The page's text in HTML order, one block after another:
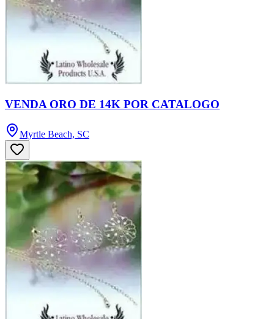
VENDA ORO DE 14K POR CATALOGO
Myrtle Beach, SC